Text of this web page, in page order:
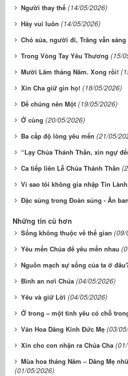
Người thay thế (14/05/2026)
Hãy vui luôn (14/05/2026)
Chó sủa, người đi, Trăng vẫn sáng
Trong Vòng Tay Yêu Thương (15/
Mười Lăm tháng Năm. Xong rồi!
Xin Cha giữ gìn họ! (18/05/2026)
Để chúng nên Một (19/05/2026)
Ở cùng (20/05/2026)
Ba cấp độ lòng yêu mến (21/05/
“Lạy Chúa Thánh Thần, xin ngự
Ca tiếp liên Lễ Chúa Thánh Thần
Vì sao tôi không gia nhập Tin Lành
Đặc sủng trong Đoàn sủng - Ân
Những tin cũ hơn
Sống không thuộc về thế gian (09/
Yêu mến Chúa để yêu mến nhau
Nguồn mạch sự sống của ta ở
Bình an nơi Chúa (04/05/2026)
Yêu và giữ Lời (04/05/2026)
Ở trong – một tình yêu có chỗ
Vãn Hoa Dâng Kính Đức Mẹ (03/
Xin cho con nhận ra Chúa Cha
Mùa hoa tháng Năm – Dâng Mẹ
(01/05/2026)